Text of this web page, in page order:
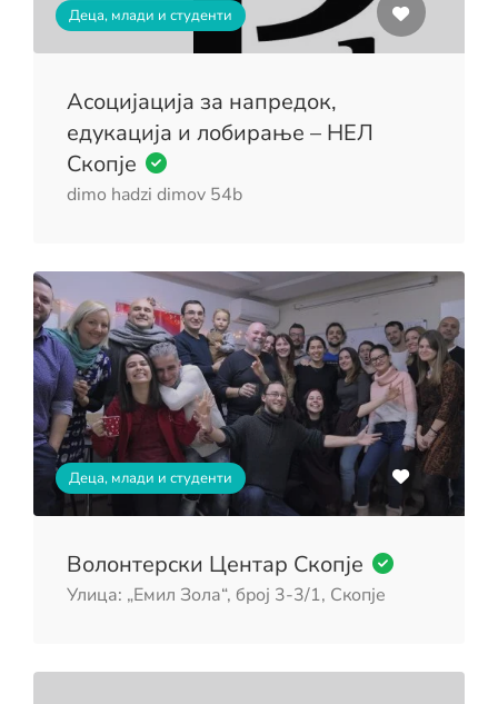
Деца, млади и студенти
Асоцијација за напредок,
едукација и лобирање – НЕЛ
Скопје
dimo hadzi dimov 54b
Деца, млади и студенти
Волонтерски Центар Скопје
Улица: „Емил Зола“, број 3-3/1, Скопје